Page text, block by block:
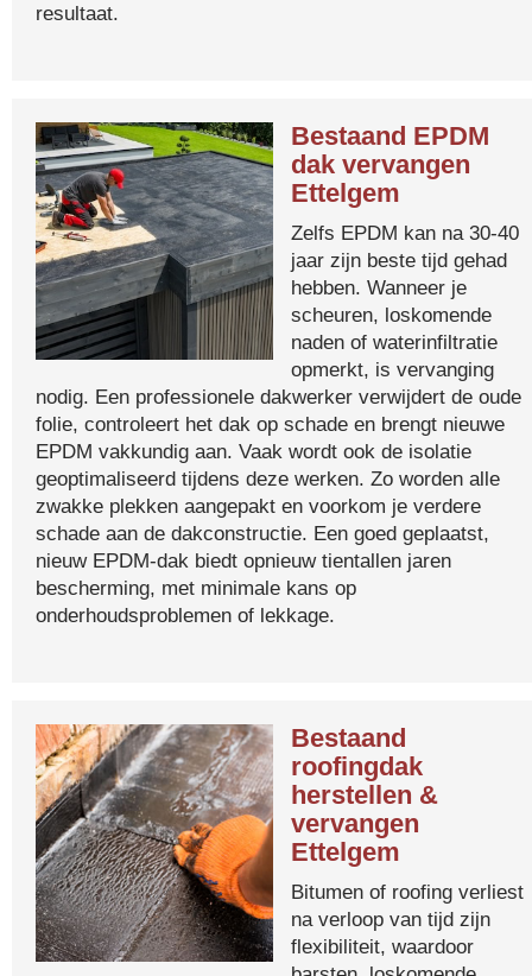
resultaat.
Bestaand EPDM
dak vervangen
Ettelgem
Zelfs EPDM kan na 30-40
jaar zijn beste tijd gehad
hebben. Wanneer je
scheuren, loskomende
naden of waterinfiltratie
opmerkt, is vervanging
nodig. Een professionele dakwerker verwijdert de oude
folie, controleert het dak op schade en brengt nieuwe
EPDM vakkundig aan. Vaak wordt ook de isolatie
geoptimaliseerd tijdens deze werken. Zo worden alle
zwakke plekken aangepakt en voorkom je verdere
schade aan de dakconstructie. Een goed geplaatst,
nieuw EPDM-dak biedt opnieuw tientallen jaren
bescherming, met minimale kans op
onderhoudsproblemen of lekkage.
Bestaand
roofingdak
herstellen &
vervangen
Ettelgem
Bitumen of roofing verliest
na verloop van tijd zijn
flexibiliteit, waardoor